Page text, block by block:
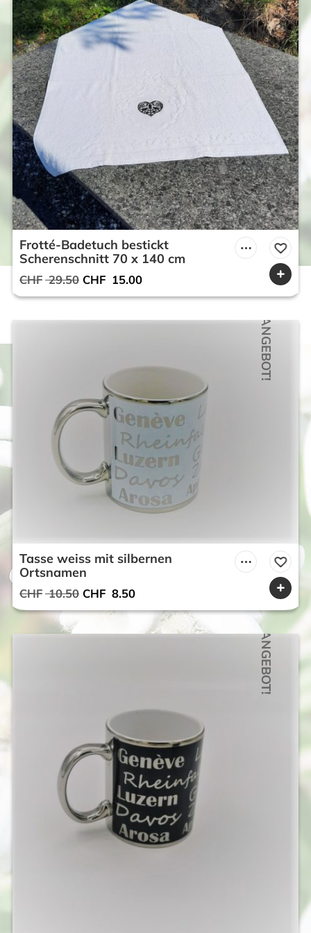
Frotté-Badetuch bestickt
Scherenschnitt 70 x 140 cm
CHF29.50 Ursprünglicher
Preis
CHF 15.00Aktueller
Preis
ANGEBOT!
Tasse weiss mit silbernen
Ortsnamen
CHF10.50 Ursprünglicher
Preis
CHF 8.50Aktueller
Preis
ist:
ANGEBOT!